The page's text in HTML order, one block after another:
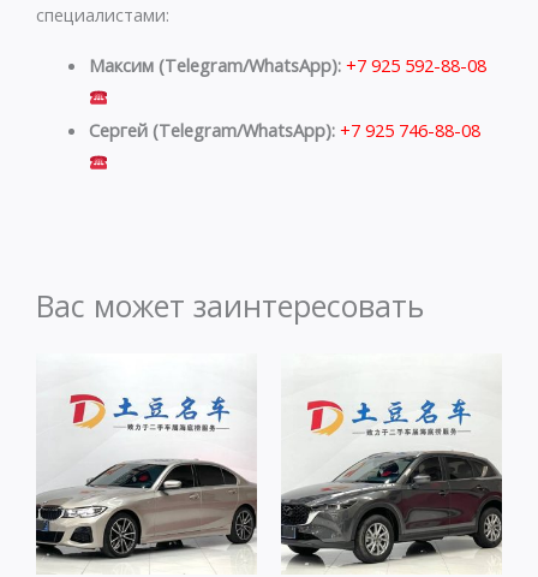
специалистами:
Максим (Telegram/WhatsApp): +7 925 592-88-08
Сергей (Telegram/WhatsApp): +7 925 746-88-08
Вас может заинтересовать